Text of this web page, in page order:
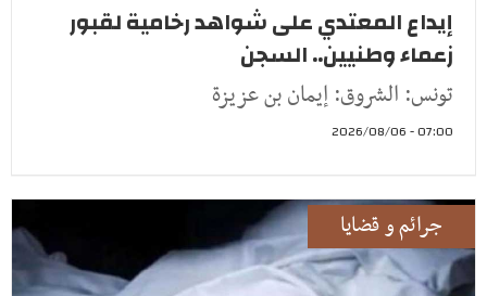
إيداع المعتدي على شواهد رخامية لقبور
زعماء وطنيين.. السجن
تونس: الشروق: إيمان بن عزيزة
07:00 - 2026/08/06
جرائم و قضايا